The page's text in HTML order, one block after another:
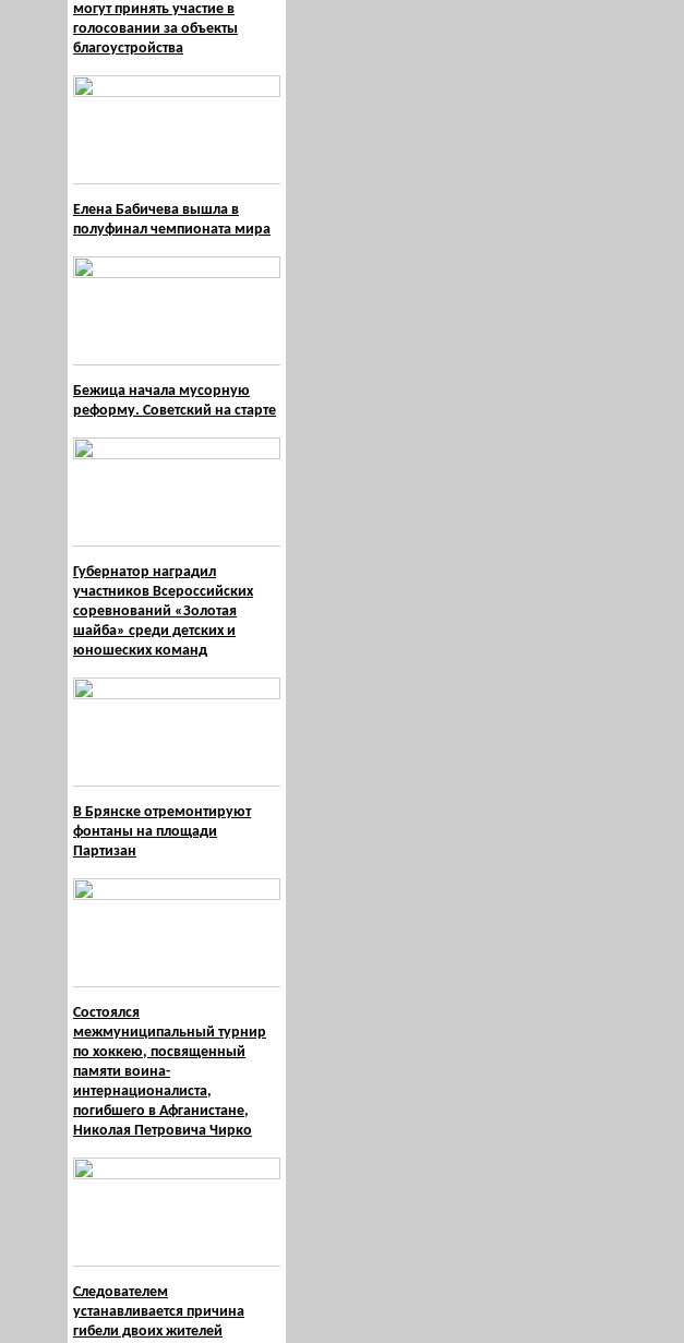
могут принять участие в
голосовании за объекты
благоустройства
Елена Бабичева вышла в
полуфинал чемпионата мира
Бежица начала мусорную
реформу. Советский на старте
Губернатор наградил
участников Всероссийских
соревнований «Золотая
шайба» среди детских и
юношеских команд
В Брянске отремонтируют
фонтаны на площади
Партизан
Состоялся
межмуниципальный турнир
по хоккею, посвященный
памяти воина-
интернационалиста,
погибшего в Афганистане,
Николая Петровича Чирко
Следователем
устанавливается причина
гибели двоих жителей